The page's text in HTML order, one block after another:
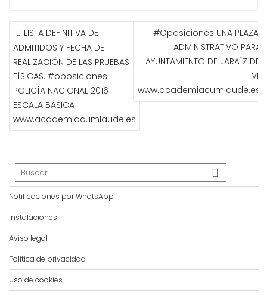
NAVEGACIÓN
DE
ENTRADAS
LISTA DEFINITIVA DE
ADMITIDOS Y FECHA DE
REALIZACIÓN DE LAS PRUEBAS
FÍSICAS. #oposiciones
POLICÍA NACIONAL 2016
ESCALA BÁSICA
www.academiacumlaude.es
#Oposiciones UNA PLAZA
ADMINISTRATIVO PARA
AYUNTAMIENTO DE JARAÍZ DE
www.academiacumlaude.es
Notificaciones por WhatsApp
Instalaciones
Aviso legal
Política de privacidad
Uso de cookies